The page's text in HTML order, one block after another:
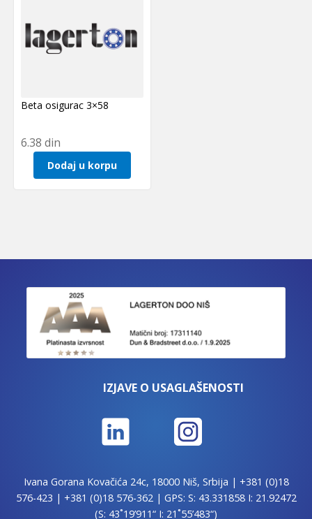
Beta osigurac 3×58
6.38 din
Dodaj u korpu
IZJAVE O USAGLAŠENOSTI
Ivana Gorana Kovačića 24c, 18000 Niš, Srbija | +381 (0)18
576-423 | +381 (0)18 576-362| GPS: S: 43.331858 I: 21.92472
(S: 43˚19’911“ I: 21˚55’483“)